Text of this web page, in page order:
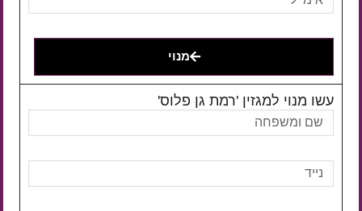
מנוי
עשו מנוי למגזין 'רמת גן פלוס'